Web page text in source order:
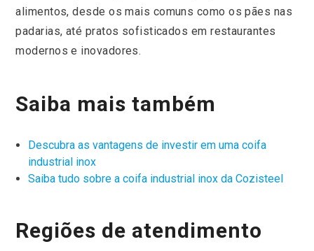
alimentos, desde os mais comuns como os pães nas
padarias, até pratos sofisticados em restaurantes
modernos e inovadores.
Saiba mais também
Descubra as vantagens de investir em uma coifa
industrial inox
Saiba tudo sobre a coifa industrial inox da Cozisteel
Regiões de atendimento